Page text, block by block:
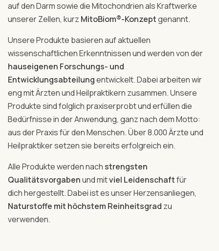
auf den Darm sowie die Mitochondrien als Kraftwerke
unserer Zellen, kurz MitoBiom®-Konzeptgenannt.
Unsere Produkte basieren auf aktuellen
wissenschaftlichen Erkenntnissen und werden von der
hauseigenen Forschungs- und
Entwicklungsabteilungentwickelt. Dabei arbeiten wir
eng mit Ärzten und Heilpraktikern zusammen. Unsere
Produkte sind folglich praxiserprobt und erfüllen die
Bedürfnisse in der Anwendung, ganz nach dem Motto:
aus der Praxis für den Menschen. Über 8.000 Ärzte und
Heilpraktiker setzen sie bereits erfolgreich ein.
Alle Produkte werden nach strengsten
Qualitätsvorgabenund mitviel Leidenschaftfür
dich hergestellt. Dabei ist es unser Herzensanliegen,
Naturstoffe mit höchstem Reinheitsgrad zu
verwenden.